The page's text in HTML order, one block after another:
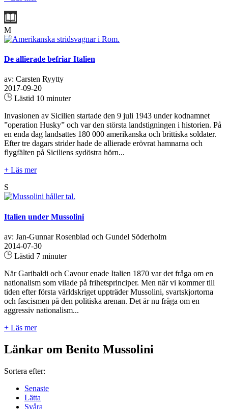
M
De allierade befriar Italien
av: Carsten Ryytty
2017-09-20
Lästid 10 minuter
Invasionen av Sicilien startade den 9 juli 1943 under kodnamnet
”operation Husky” och var den största landstigningen i historien. På
en enda dag landsattes 180 000 amerikanska och brittiska soldater.
Efter tre dagars strider hade de allierade erövrat hamnarna och
flygfälten på Siciliens sydöstra hörn...
+ Läs mer
S
Italien under Mussolini
av: Jan-Gunnar Rosenblad och Gundel Söderholm
2014-07-30
Lästid 7 minuter
När Garibaldi och Cavour enade Italien 1870 var det fråga om en
nationalism som vilade på frihetsprinciper. Men när vi kommer till
tiden efter första världskriget uppträder Mussolini, svartskjortorna
och fascismen på den politiska arenan. Det är nu fråga om en
aggressiv nationalism...
+ Läs mer
Länkar om Benito Mussolini
Sortera efter:
Senaste
Lätta
Svåra